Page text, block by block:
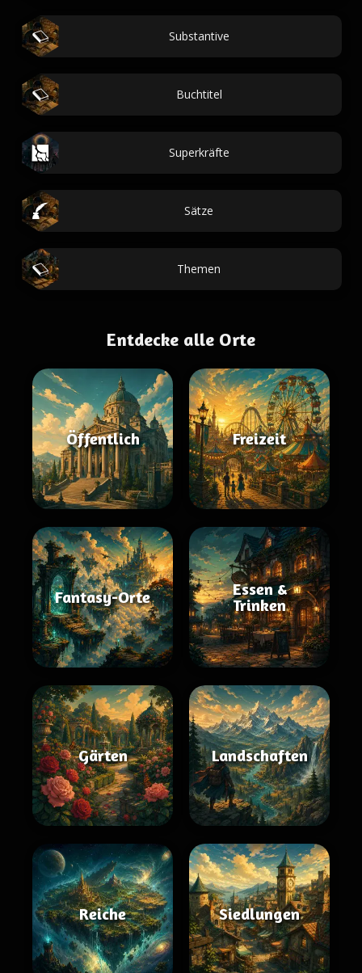
Substantive
Buchtitel
Superkräfte
Sätze
Themen
Entdecke alle Orte
Öffentlich Freizeit
Fantasy-Orte
Essen &
Trinken
Gärten Landschaften
Reiche Siedlungen